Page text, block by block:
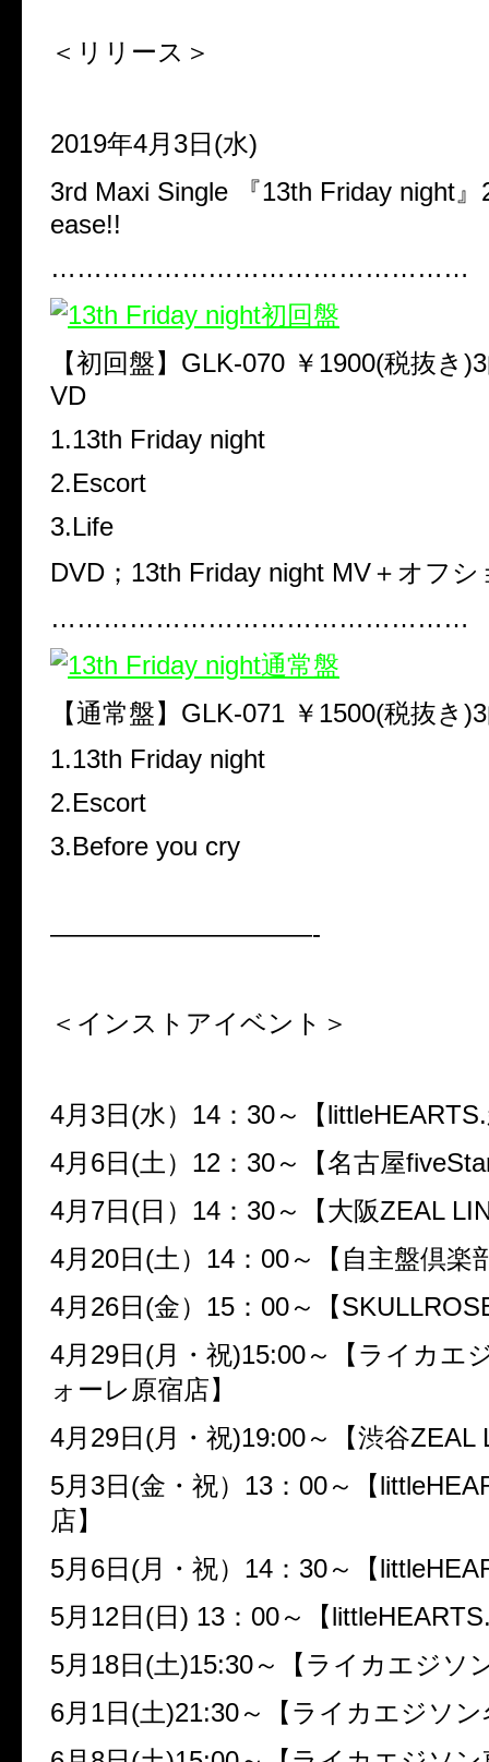
＜リリース＞
2019年4月3日(水)
3rd Maxi Single 『13th Friday night
ease!!
…………………………………………
【初回盤】GLK-070 ￥1900(税抜き
VD
1.13th Friday night
2.Escort
3.Life
DVD； 13th Friday night MV＋オフシ
…………………………………………
【通常盤】GLK-071 ￥1500(税抜き
1.13th Friday night
2.Escort
3.Before you cry
——————————-
＜インストアイベント＞
4月3日(水）14：30～【
4月6日(土）12：30～【名古屋
4月7日(日）14：30～【大阪ZEAL
4月20日(土）14：00～【自主盤倶楽
4月26日(金）15：00～【
4月29日(月・祝)15:00～【ライカエ
ォーレ原宿店】
4月29日(月・祝)19:00～【渋谷ZEAL
5月3日(金・祝）13：00～【
店】
5月6日(月・祝）14：30～【
5月12日(日) 13：00～【
5月18日(土)15:30～【ライカエジソ
6月1日(土)21:30～【ライカエジソ